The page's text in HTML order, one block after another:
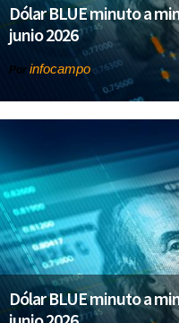
Dólar BLUE minuto a
junio 2026
Por infocampo
Dólar BLUE minuto a